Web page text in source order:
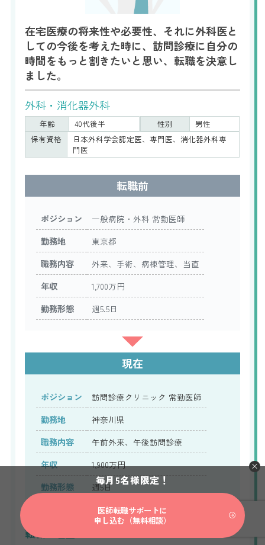
在宅医療の将来性や必要性、それに外科医と
しての今後を考えた時に、訪問診療に自分の
時間をもっと割きたいと思い、転職を決意し
ました。
外科・消化器外科
年齢 40代後半 性別
男性
保有資格
日本外科学会認定医、専門医、消化器外科専
門医
転職前
ポジション 一般病院・外科 常勤医師
勤務地 東京都
職務内容 外来、手術、病棟管理、当直
年収 1,700万円
勤務形態 週5.5日
現在
ポジション 訪問診療クリニック 常勤医師
勤務地 神奈川県
職務内容 午前外来、午後訪問診療
年収 1,900万円
勤務形態 週5日
転職の理由
毎月5名様限定！
医師転職サポートに
申し込む（無料相談）